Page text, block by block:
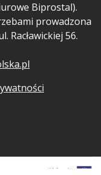
Biprostal).
prowadzona
Racławickiej 56.